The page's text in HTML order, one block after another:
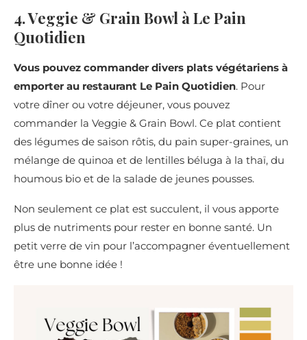
4. Veggie & Grain Bowl à Le Pain
Quotidien
Vous pouvez commander divers plats végétariens à
emporter au restaurant Le Pain Quotidien. Pour
votre dîner ou votre déjeuner, vous pouvez
commander la Veggie & Grain Bowl. Ce plat contient
des légumes de saison rôtis, du pain super-graines, un
mélange de quinoa et de lentilles béluga à la thaï, du
houmous bio et de la salade de jeunes pousses.
Non seulement ce plat est succulent, il vous apporte
plus de nutriments pour rester en bonne santé. Un
petit verre de vin pour l’accompagner éventuellement
être une bonne idée !